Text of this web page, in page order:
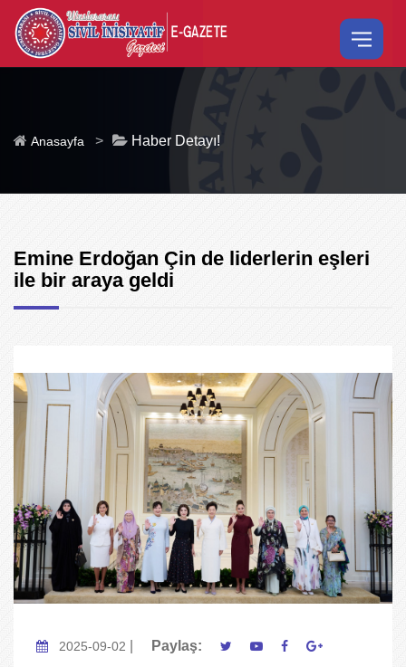
Anasayfa > Haber Detayı!
Emine Erdoğan Çin de liderlerin eşleri
ile bir araya geldi
2025-09-02 Paylaş: